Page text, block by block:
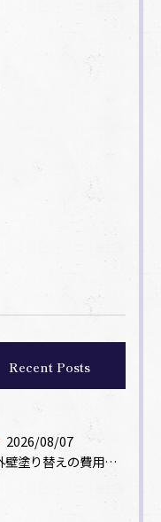
Recent Posts
2026/08/07
外壁塗り替えの費用相場は？坪数別の価格目安と安く抑えるコツ【一級塗装士解説】